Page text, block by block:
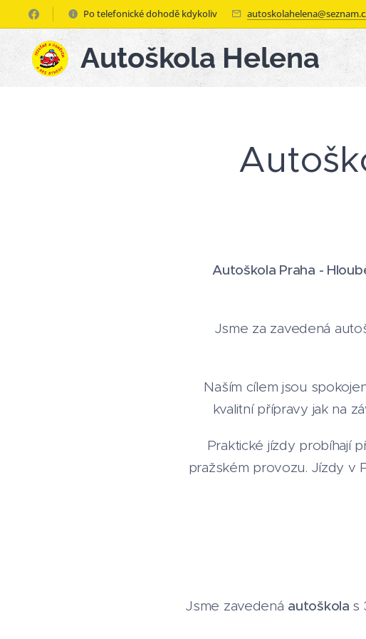
Po telefonické dohodě kdykoliv
Autoškola Helena
Autoškola Praha -
Jsme za zavedená
Naším cílem jsou
kvalitní přípravy jak na
Praktické jízdy probíhají
pražském provozu. Jízdy v
Jsme zavedená autoškola s